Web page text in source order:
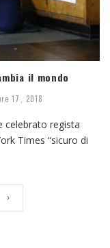
il mondo
17, 2018
celebrato regista
Times “sicuro di